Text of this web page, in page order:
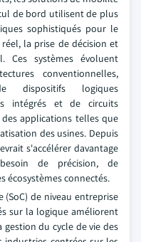
de bord utilisent de plus
sophistiqués pour le
la prise de décision et
Ces systèmes évoluent
conventionnelles,
dispositifs logiques
intégrés et de circuits
applications telles que
des usines. Depuis
s'accélérer davantage
de précision, de
écosystèmes connectés.
(SoC) de niveau entreprise
sur la logique améliorent
du cycle de vie des